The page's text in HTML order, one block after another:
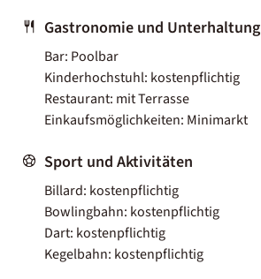
Gastronomie und Unterhaltung
Bar: Poolbar
Kinderhochstuhl: kostenpflichtig
Restaurant: mit Terrasse
Einkaufsmöglichkeiten: Minimarkt
Sport und Aktivitäten
Billard: kostenpflichtig
Bowlingbahn: kostenpflichtig
Dart: kostenpflichtig
Kegelbahn: kostenpflichtig